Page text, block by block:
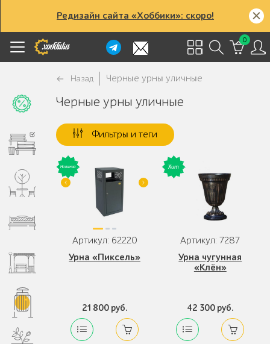
Редизайн сайта «Хоббики»: скоро!
0
Назад Черные урны уличные
Черные урны уличные
Фильтры и теги
Артикул: 62220
Урна «Пиксель»
21 800 руб.
Артикул: 7287
Урна чугунная
«Клён»
42 300 руб.